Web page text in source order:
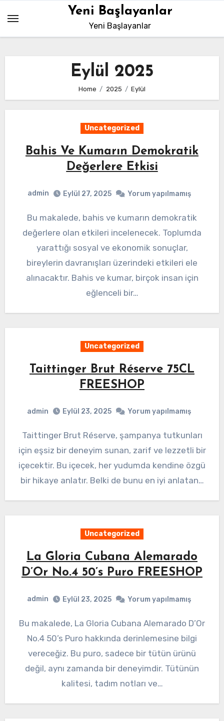
content
Yeni Başlayanlar
Yeni Başlayanlar
Eylül 2025
Home 2025 Eylül
Uncategorized
Bahis Ve Kumarın Demokratik
Değerlere Etkisi
admin Eylül 27, 2025 Yorum yapılmamış
Bu makalede, bahis ve kumarın demokratik
değerlere olan etkileri incelenecek. Toplumda
yarattığı sosyal ve ekonomik sonuçlar,
bireylerin davranışları üzerindeki etkileri ele
alınacaktır. Bahis ve kumar, birçok insan için
eğlenceli bir…
Uncategorized
Taittinger Brut Réserve 75CL
FREESHOP
admin Eylül 23, 2025 Yorum yapılmamış
Taittinger Brut Réserve, şampanya tutkunları
için eşsiz bir deneyim sunan, zarif ve lezzetli bir
içecektir. Bu içecek, her yudumda kendine özgü
bir hikaye anlatır. Belki de bunu en iyi anlatan…
Uncategorized
La Gloria Cubana Alemarado
D’Or No.4 50’s Puro FREESHOP
admin Eylül 23, 2025 Yorum yapılmamış
Bu makalede, La Gloria Cubana Alemarado D’Or
No.4 50’s Puro hakkında derinlemesine bilgi
vereceğiz. Bu puro, sadece bir tütün ürünü
değil, aynı zamanda bir deneyimdir. Tütünün
kalitesi, tadım notları ve…